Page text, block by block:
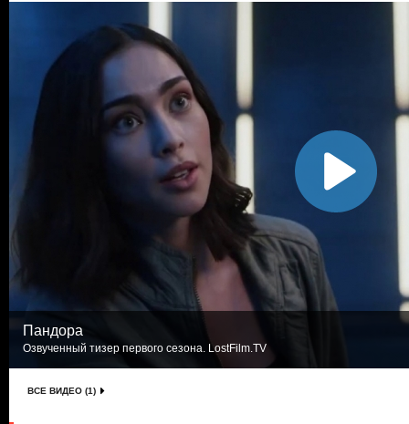
Пандора
Озвученный тизер первого сезона. LostFilm.TV
ВСЕ ВИДЕО (1)